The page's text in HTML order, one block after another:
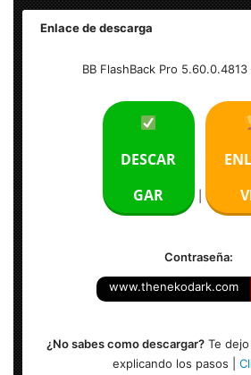
Enlace de descarga
BB FlashBack Pro
DESCAR
GAR
Contraseña:
www.thenekodark.com
¿No sabes como descargar?Te dejo
explicando los pasos |